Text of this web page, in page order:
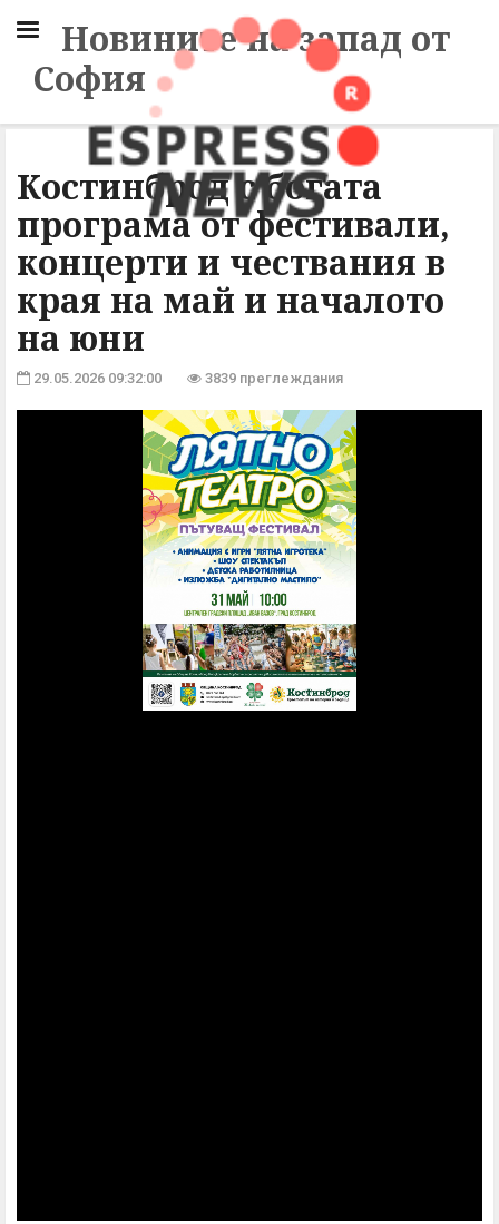
Новините на запад от
София
Костинброд с богата
програма от фестивали,
концерти и чествания в
края на май и началото
на юни
29.05.2026 09:32:00 3839 преглеждания